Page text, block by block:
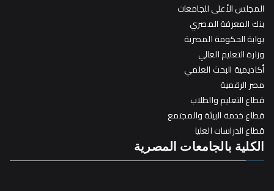
المجلس الأعلى للجامعات
بنك المعرفة المصري
بوابة الحكومة المصرية
وزارة التعليم العالي
أكاديمية البحث العلمي
مصر الرقمية
قطاع التعليم والطلاب
قطاع خدمة البيئة والمجتمع
قطاع الدراسات العليا
الكلية بالجامعات المصرية